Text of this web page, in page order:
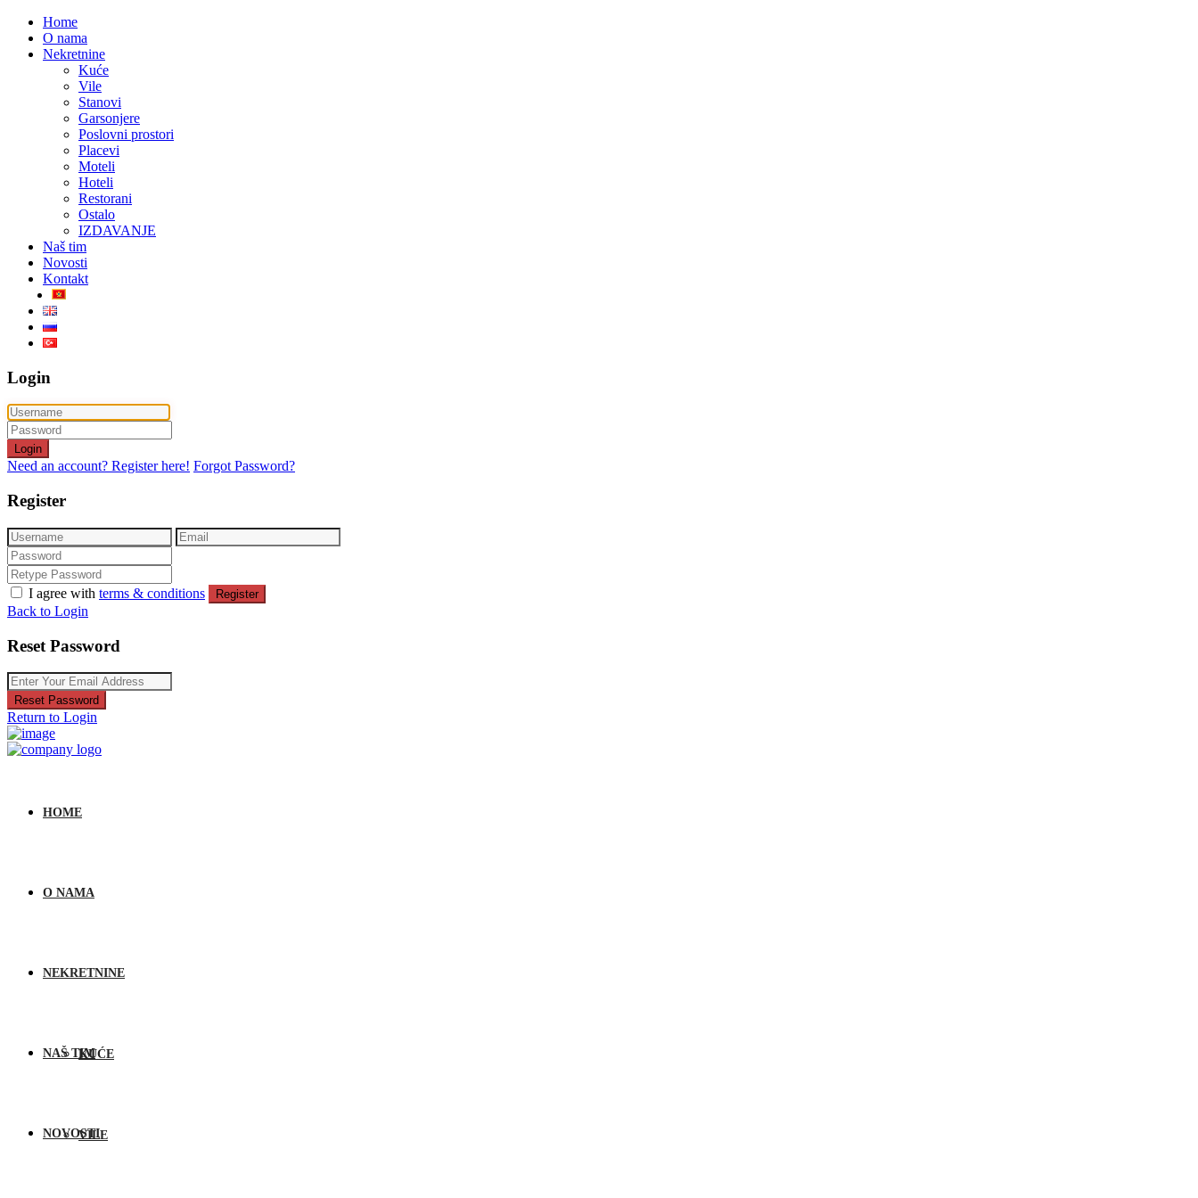
Home
O nama
Nekretnine
Kuće
Vile
Stanovi
Garsonjere
Poslovni prostori
Placevi
Moteli
Hoteli
Restorani
Ostalo
IZDAVANJE
Naš tim
Novosti
Kontakt
Login
Login
Need an account? Register here! Forgot Password?
Register
I agree with terms & conditions Register
Back to Login
Reset Password
Reset Password
Return to Login
HOME
O NAMA
NEKRETNINE
KUĆE
VILE
NAŠ TIM
NOVOSTI